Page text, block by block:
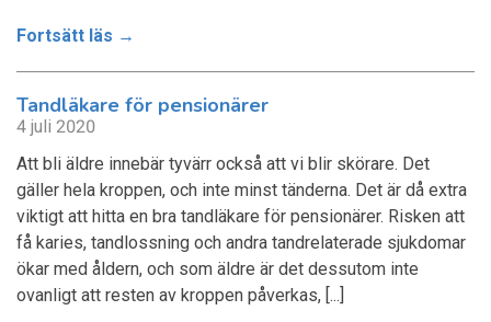
Fortsätt läs →
Tandläkare för pensionärer
4 juli 2020
Att bli äldre innebär tyvärr också att vi blir skörare. Det
gäller hela kroppen, och inte minst tänderna. Det är då extra
viktigt att hitta en bra tandläkare för pensionärer. Risken att
få karies, tandlossning och andra tandrelaterade sjukdomar
ökar med åldern, och som äldre är det dessutom inte
ovanligt att resten av kroppen påverkas, [...]